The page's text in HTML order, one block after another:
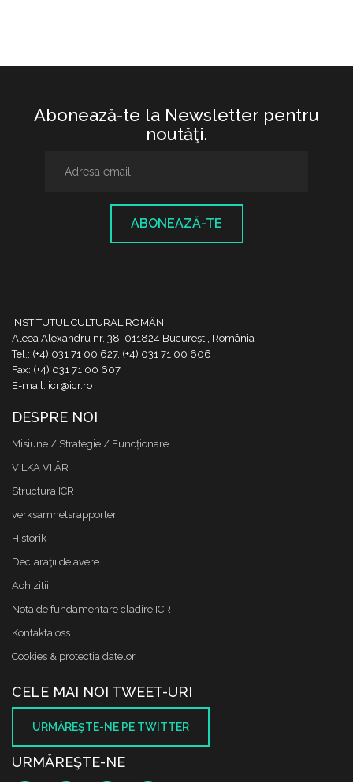
Abonează-te la Newsletter pentru
noutăţi.
ABONEAZĂ-TE
INSTITUTUL CULTURAL ROMÂN
Aleea Alexandru nr. 38, 011824 București, România
Tel.: (+4) 031 71 00 627, (+4) 031 71 00 606
Fax: (+4) 031 71 00 607
E-mail: icr@icr.ro
DESPRE NOI
Misiune / Strategie / Funcţionare
VILKA VI ÄR
Structura ICR
verksamhetsrapporter
Historik
Declaraţii de avere
Achizitii
Nota de fundamentare cladire ICR
Kontakta oss
Cookies & protectia datelor
CELE MAI NOI TWEET-URI
URMĂREŞTE-NE PE TWITTER
URMĂREŞTE-NE